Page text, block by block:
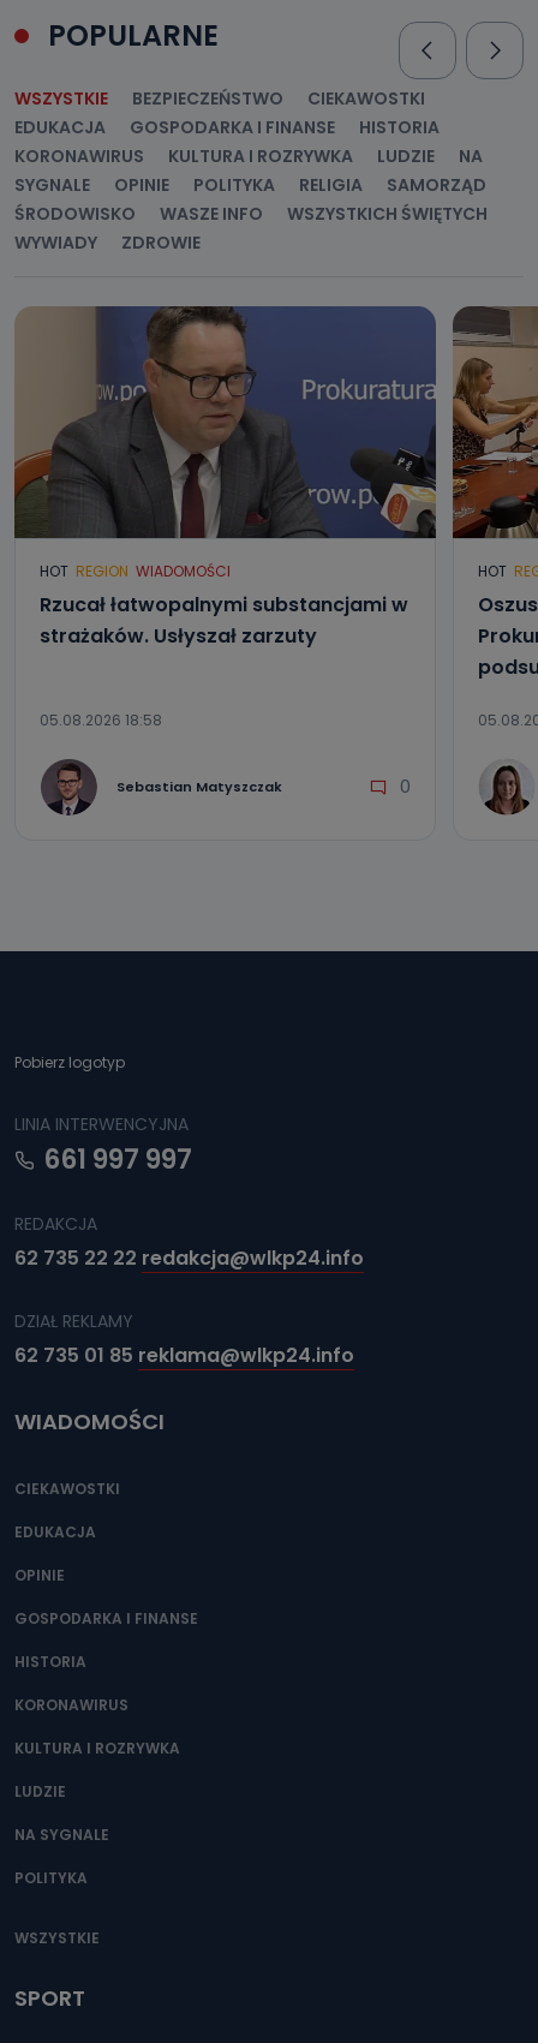
POPULARNE
WSZYSTKIE BEZPIECZEŃSTWO
CIEKAWOSTKI
EDUKACJA
GOSPODARKA I FINANSE
HISTORIA
KORONAWIRUS
KULTURA I ROZRYWKA LUDZIE
NA
SYGNALE
OPINIE POLITYKA RELIGIA
SAMORZĄD
ŚRODOWISKO
WASZE INFO
WSZYSTKICH ŚWIĘTYCH
WYWIADY
ZDROWIE
HOT REGION WIADOMOŚCI
Rzucał łatwopalnymi substancjami w
strażaków. Usłyszał zarzuty
05.08.2026 18:58
Sebastian Matyszczak 0
HOT
Pobierz logotyp
LINIA INTERWENCYJNA
661 997 997
REDAKCJA
62 735 22 22 redakcja@wlkp24.info
DZIAŁ REKLAMY
62 735 01 85 reklama@wlkp24.info
WIADOMOŚCI
CIEKAWOSTKI
EDUKACJA
OPINIE
GOSPODARKA I FINANSE
HISTORIA
KORONAWIRUS
KULTURA I ROZRYWKA
LUDZIE
NA SYGNALE
POLITYKA
WSZYSTKIE
SPORT